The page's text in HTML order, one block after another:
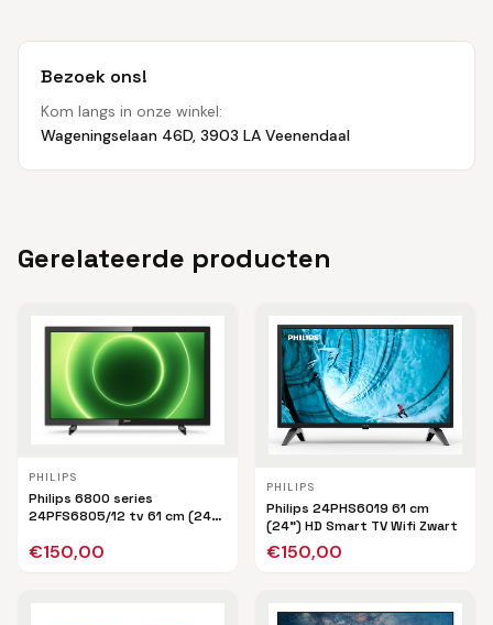
Bezoek ons!
Kom langs in onze winkel:
Wageningselaan 46D, 3903 LA Veenendaal
Gerelateerde producten
PHILIPS
Philips 6800 series
24PFS6805/12 tv 61 cm (24")
€150,00
PHILIPS
Philips 24PHS6019 61 cm
(24") HD Smart TV Wifi Zwart
€150,00